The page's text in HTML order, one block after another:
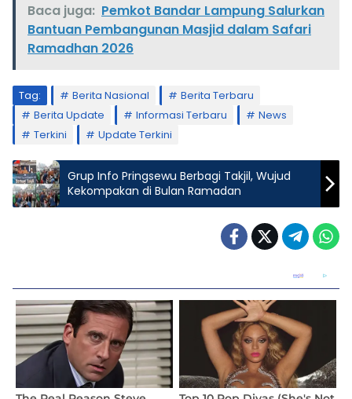
Baca juga: Pemkot Bandar Lampung Salurkan
Bantuan Pembangunan Masjid dalam Safari
Ramadhan 2026
Tag: Berita Nasional
Berita Terbaru
Berita Update
Informasi Terbaru
News
Terkini
Update Terkini
Grup Info Pringsewu Berbagi Takjil, Wujud
Kekompakan di Bulan Ramadan